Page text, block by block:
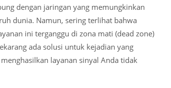
dengan jaringan yang memungkinkan
dunia. Namun, sering terlihat bahwa
ini terganggu di zona mati (dead zone)
ada solusi untuk kejadian yang
layanan sinyal Anda tidak